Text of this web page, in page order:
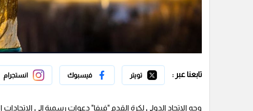
تابعنا عبر : تويتر فيسبوك انستجرام